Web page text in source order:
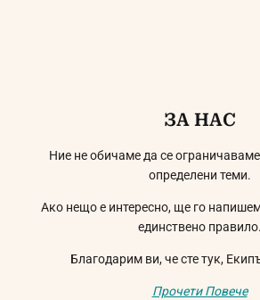
ЗА НАС
Ние не обичаме да се
определени теми.
Ако нещо е интересно, ще го
единствено правило.
Благодарим ви, че сте тук,
Прочети Повече